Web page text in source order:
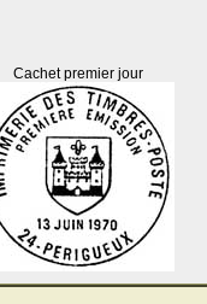
Cachet premier jour